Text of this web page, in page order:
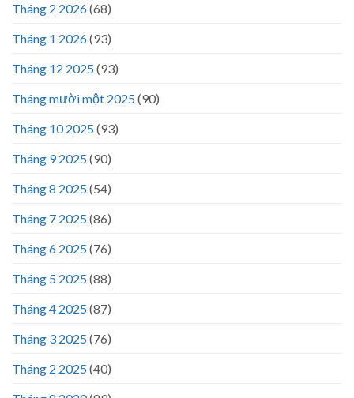
Tháng 2 2026(68)
Tháng 1 2026(93)
Tháng 12 2025(93)
Tháng mười một 2025(90)
Tháng 10 2025(93)
Tháng 9 2025(90)
Tháng 8 2025(54)
Tháng 7 2025(86)
Tháng 6 2025(76)
Tháng 5 2025(88)
Tháng 4 2025(87)
Tháng 3 2025(76)
Tháng 2 2025(40)